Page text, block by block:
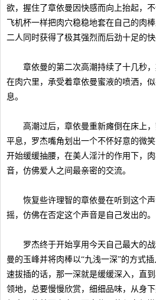
欲，握住了章依曼因快感而向上抬起，
飞机杯一样把肉穴稳稳地套在自己的肉
二人同时获得了极其强烈而后劲十足的快
章依曼的第二次高潮持续了十几秒，
在肉穴里，承受着章依曼蜜液的喷洒，
息。
高潮过后，章依曼重新瘫倒在床上，
平息，罗杰嘴角划出一个不怀好意的微
开始缓缓抽腰，在美人淫汁的作用下，
音，仿佛爱人之间最亲密的交流。
恢复些许理智的章依曼在听到这个声
摇，仿佛在否定这个声音是自己发出的。
罗杰终于开始享用今天自己最大的战
曼的玉峰并将肉棒以“九浅一深”的方式
速拔插的话，那一深就是缓缓深入，直
领地，总要慢慢欣赏，细细品味，从身